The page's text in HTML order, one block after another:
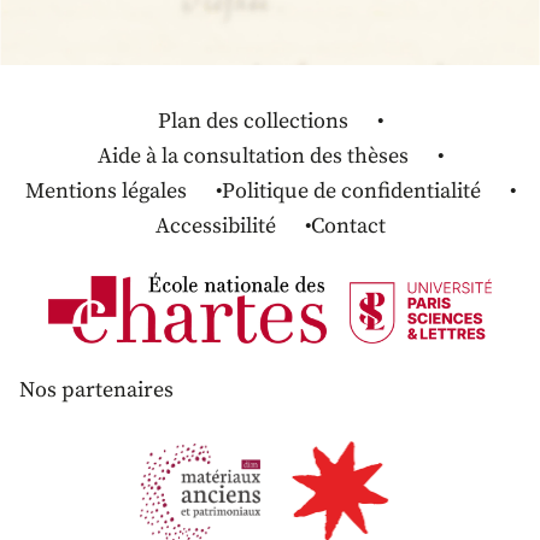
Plan des collections
Aide à la consultation des thèses
Mentions légales
Politique de confidentialité
Accessibilité
Contact
Nos partenaires